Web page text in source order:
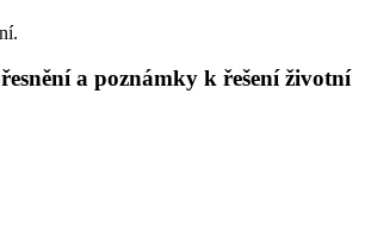
a poznámky k řešení životní